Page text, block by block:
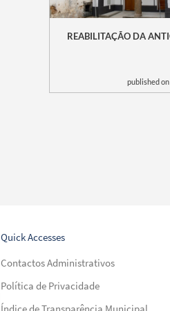
REABILITAÇÃO DA
published on
Quick Accesses
Contactos Administrativos
Política de Privacidade